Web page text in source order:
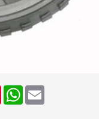
PinterestWhatsApp
Email